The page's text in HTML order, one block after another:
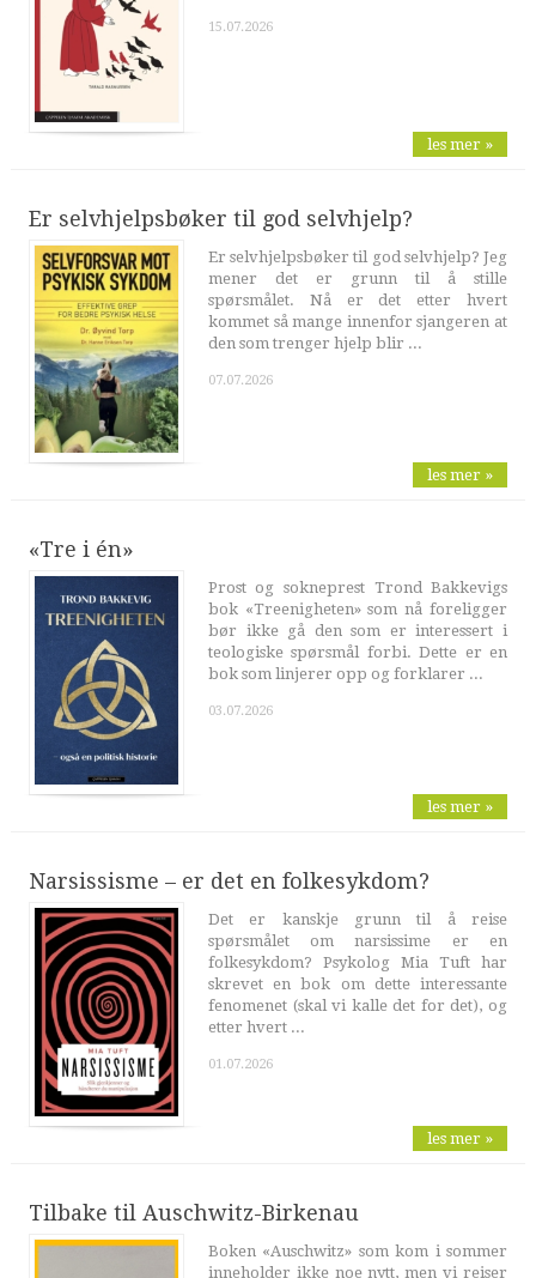
15.07.2026
les mer »
Er selvhjelpsbøker til god selvhjelp?
Er selvhjelpsbøker til god selvhjelp? Jeg
mener det er grunn til å stille
spørsmålet. Nå er det etter hvert
kommet så mange innenfor sjangeren at
den som trenger hjelp blir ...
07.07.2026
les mer »
«Tre i én»
Prost og sokneprest Trond Bakkevigs
bok «Treenigheten» som nå foreligger
bør ikke gå den som er interessert i
teologiske spørsmål forbi. Dette er en
bok som linjerer opp og forklarer ...
03.07.2026
les mer »
Narsissisme – er det en folkesykdom?
Det er kanskje grunn til å reise
spørsmålet om narsissime er en
folkesykdom? Psykolog Mia Tuft har
skrevet en bok om dette interessante
fenomenet (skal vi kalle det for det), og
etter hvert ...
01.07.2026
les mer »
Tilbake til Auschwitz-Birkenau
Boken «Auschwitz» som kom i sommer
inneholder ikke noe nytt, men vi reiser